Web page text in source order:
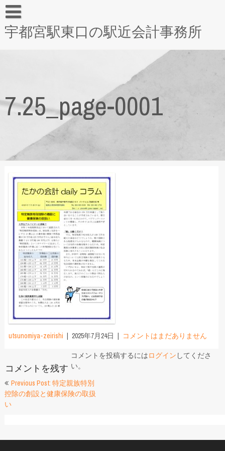
宇都宮駅東口の駅近会計事務所
7.25_page-0001
utsunomiya-zeirishi 2025年7月24日 コメントはまだありません
コメントを残す
コメントを投稿するにはログイン してくださ
い。
投
稿
Previous Post: 特定親族特別
控除の創設と健康保険の取扱
い